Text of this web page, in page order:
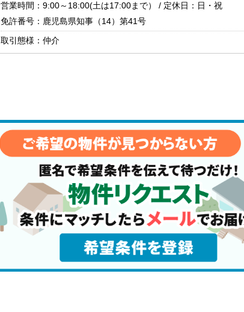
営業時間：9:00～18:00(土は17:00まで） / 定休日：日・祝
免許番号：鹿児島県知事（14）第41号
取引態様：仲介